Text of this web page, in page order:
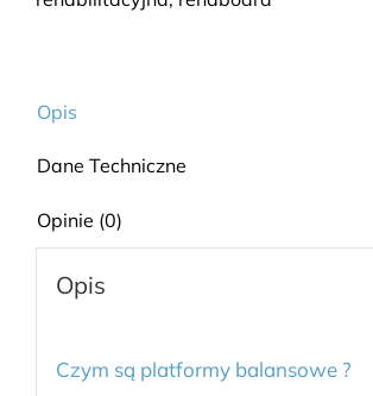
Opis
Dane Techniczne
Opinie (0)
Opis
Czym są platformy balansowe ?